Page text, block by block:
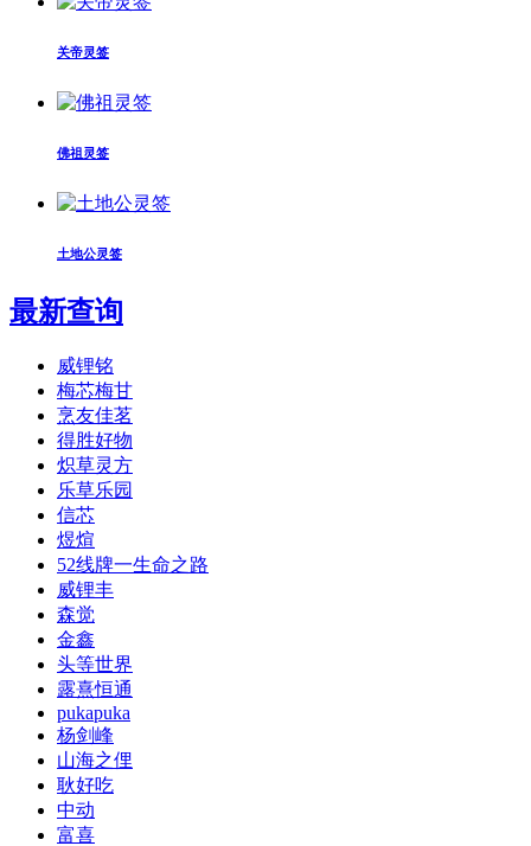
关帝灵签
佛祖灵签
土地公灵签
最新查询
威锂铭
梅芯梅甘
烹友佳茗
得胜好物
炽草灵方
乐草乐园
信芯
煜煊
52线牌一生命之路
威锂丰
森觉
金鑫
头等世界
露熹恒通
pukapuka
杨剑峰
山海之俚
耿好吃
中动
富喜